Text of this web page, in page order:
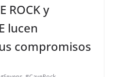
ROCK y
lucen
compromisos